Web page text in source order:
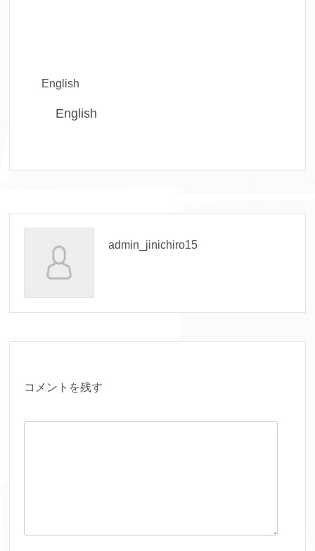
English
English
admin_jinichiro15
コメントを残す